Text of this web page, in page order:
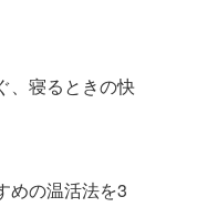
、寝るときの快
めの温活法を3